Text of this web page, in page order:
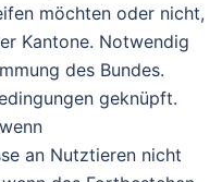
möchten oder nicht,
Kantone. Notwendig
des Bundes.
geknüpft.
an Nutztieren nicht